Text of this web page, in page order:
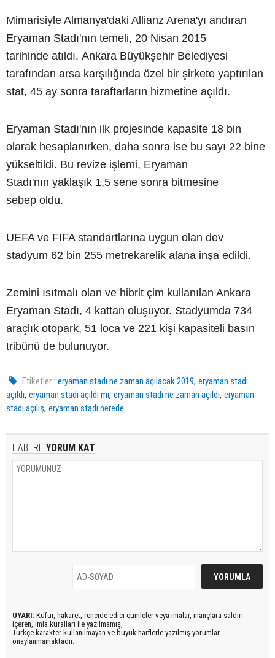
Mimarisiyle Almanya'daki Allianz Arena'yı andıran
Eryaman Stadı'nın temeli, 20 Nisan 2015
tarihinde atıldı. Ankara Büyükşehir Belediyesi
tarafından arsa karşılığında özel bir şirkete yaptırılan
stat, 45 ay sonra taraftarların hizmetine açıldı.
Eryaman Stadı'nın ilk projesinde kapasite 18 bin
olarak hesaplanırken, daha sonra ise bu sayı 22 bine
yükseltildi. Bu revize işlemi, Eryaman
Stadı'nın yaklaşık 1,5 sene sonra bitmesine
sebep oldu.
UEFA ve FIFA standartlarına uygun olan dev
stadyum 62 bin 255 metrekarelik alana inşa edildi.
Zemini ısıtmalı olan ve hibrit çim kullanılan Ankara
Eryaman Stadı, 4 kattan oluşuyor. Stadyumda 734
araçlık otopark, 51 loca ve 221 kişi kapasiteli basın
tribünü de bulunuyor.
Etiketler : eryaman stadı ne zaman açılacak 2019,eryaman stadı
açıldı, eryaman stadı açıldı mı, eryaman stadı ne zaman açıldı, eryaman
stadı açılış, eryaman stadı nerede
HABERE YORUM KAT
UYARI: Küfür, hakaret, rencide edici cümleler veya imalar, inançlara saldırı
içeren, imla kuralları ile yazılmamış,
Türkçe karakter kullanılmayan ve büyük harflerle yazılmış yorumlar
onaylanmamaktadır.